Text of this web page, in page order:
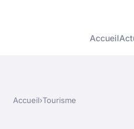
Accueil
Accueil›Tourisme